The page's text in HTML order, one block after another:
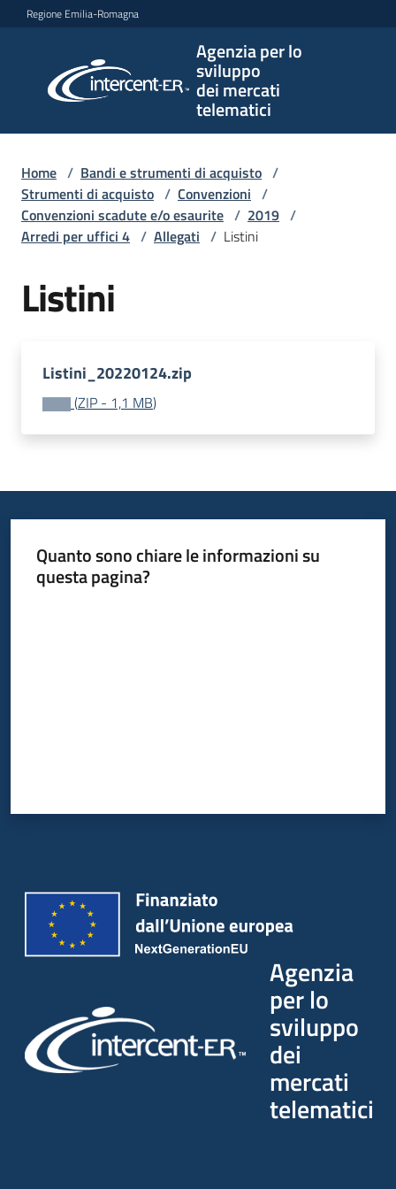
Vai al contenuto
Vai alla navigazione
Vai al footer
Regione Emilia-Romagna
Agenzia per lo
sviluppo
dei mercati
telematici
per lo
sviluppo
telematici
L'Agenzia
strumenti
acquisto
Piattaforme
telematiche
Home / Bandi e strumenti di acquisto /
Strumenti di acquisto / Convenzioni /
Convenzioni scadute e/o esaurite / 2019 /
Arredi per uffici 4 / Allegati / Listini
Listini
Listini_20220124.zip
(ZIP - 1,1 MB)
Quanto sono chiare le informazioni su
questa pagina?
Agenzia
per lo
sviluppo
dei
mercati
telematici